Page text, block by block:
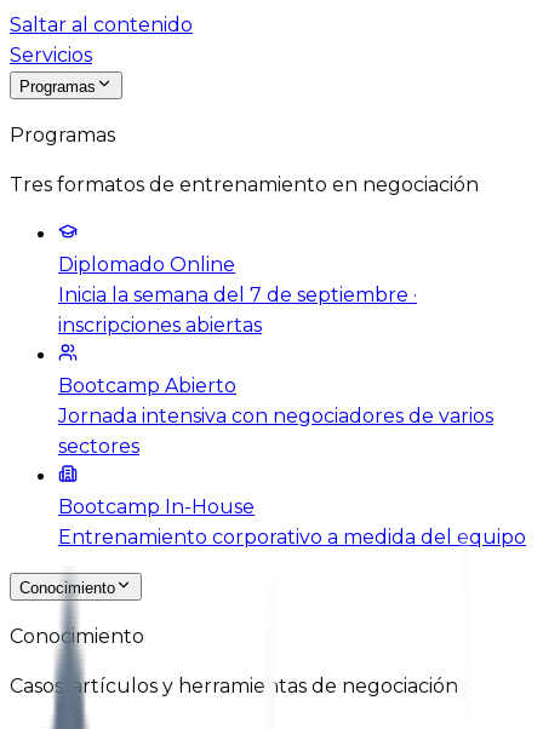
Saltar al contenido
Servicios
Programas
Programas
Tres formatos de entrenamiento en negociación
Diplomado Online
Inicia la semana del 7 de septiembre ·
inscripciones abiertas
Bootcamp Abierto
Jornada intensiva con negociadores de varios
sectores
Bootcamp In-House
Entrenamiento corporativo a medida del equipo
Conocimiento
Conocimiento
Casos, artículos y herramientas de negociación